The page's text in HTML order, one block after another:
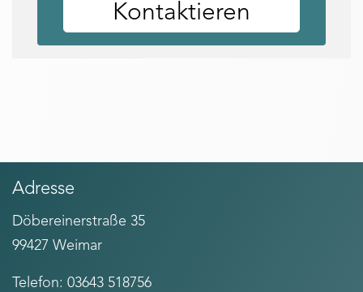
Kontaktieren
Adresse
Döbereinerstraße 35
99427 Weimar
Telefon: 03643 518756